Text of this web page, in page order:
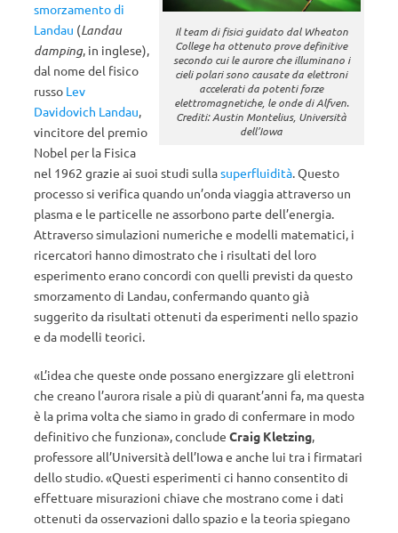
Il team di fisici guidato dal Wheaton
College ha ottenuto prove definitive
secondo cui le aurore che illuminano i
cieli polari sono causate da elettroni
accelerati da potenti forze
elettromagnetiche, le onde di Alfven.
Crediti: Austin Montelius, Università
dell’Iowa
smorzamento di
Landau (Landau
damping, in inglese),
dal nome del fisico
russo Lev
Davidovich Landau,
vincitore del premio
Nobel per la Fisica
nel 1962 grazie ai suoi studi sullasuperfluidità. Questo
processo si verifica quando un’onda viaggia attraverso un
plasma e le particelle ne assorbono parte dell’energia.
Attraverso simulazioni numeriche e modelli matematici, i
ricercatori hanno dimostrato che i risultati del loro
esperimento erano concordi con quelli previsti da questo
smorzamento di Landau, confermando quanto già
suggerito da risultati ottenuti da esperimenti nello spazio
e da modelli teorici.
«L’idea che queste onde possano energizzare gli elettroni
che creano l’aurora risale a più di quarant’anni fa, ma questa
è la prima volta che siamo in grado di confermare in modo
definitivo che funziona», conclude Craig Kletzing,
professore all’Università dell’Iowa e anche lui tra i firmatari
dello studio. «Questi esperimenti ci hanno consentito di
effettuare misurazioni chiave che mostrano come i dati
ottenuti da osservazioni dallo spazio e la teoria spiegano